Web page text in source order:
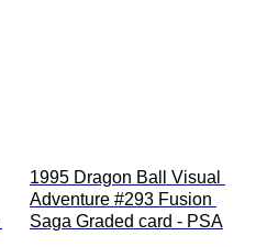
1995 Dragon Ball Visual
Adventure #293 Fusion
Saga Graded card - PSA